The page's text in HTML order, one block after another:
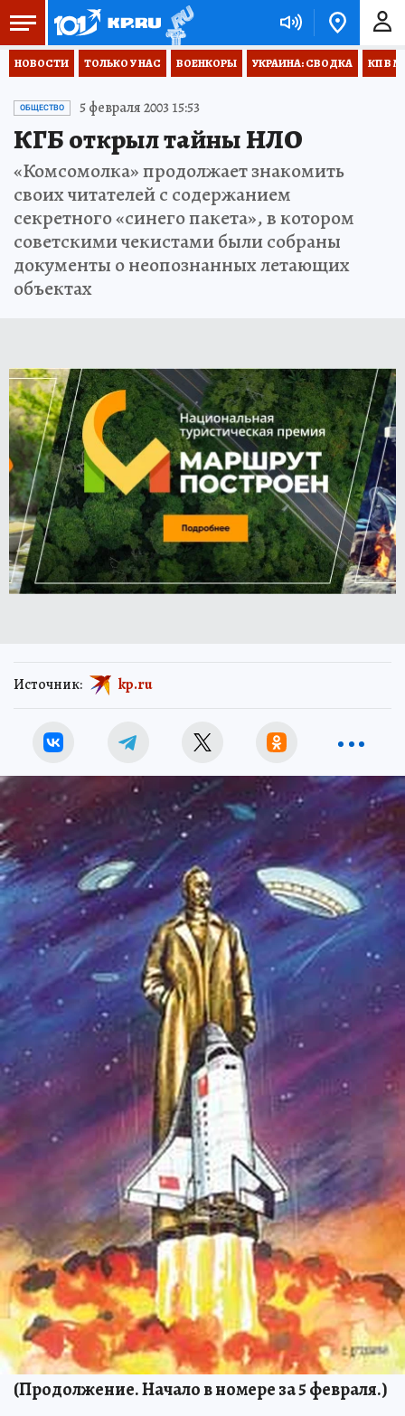
НОВОСТИ ТОЛЬКО У НАС ВОЕНКОРЫ УКРАИНА: СВОДКА КП В
ОБЩЕСТВО 5 февраля 2003 15:53
КГБ открыл тайны НЛО
«Комсомолка» продолжает знакомить
своих читателей с содержанием
секретного «синего пакета», в котором
советскими чекистами были собраны
документы о неопознанных летающих
объектах
Источник: kp.ru
(Продолжение. Начало в номере за 5 февраля.)